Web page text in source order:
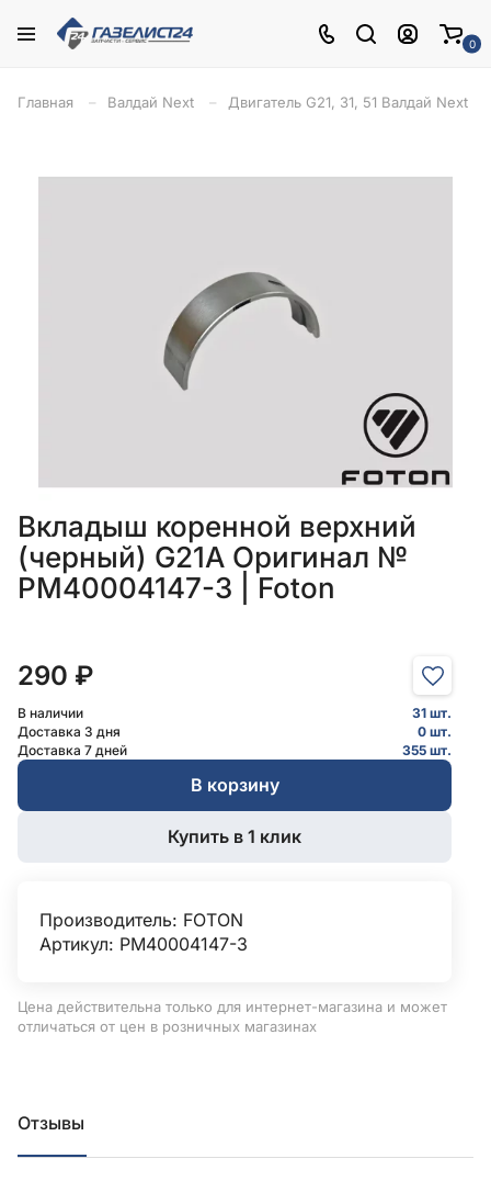
0
Главная Валдай Next Двигатель G21, 31, 51 Валдай Next
Вкладыш коренной верхний
(черный) G21A Оригинал №
PM40004147-3 | Foton
290 ₽
В наличии
31 шт.
Доставка 3 дня
0 шт.
Доставка 7 дней
355 шт.
В корзину
Купить в 1 клик
Производитель: FOTON
Артикул: PM40004147-3
Цена действительна только для интернет-магазина и может
отличаться от цен в розничных магазинах
Отзывы